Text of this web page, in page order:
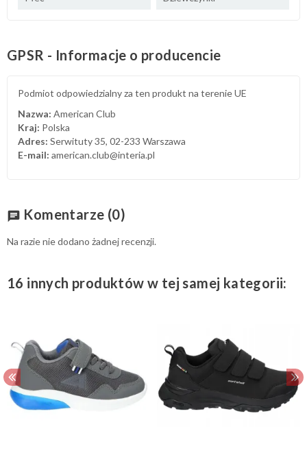
GPSR - Informacje o producencie
Podmiot odpowiedzialny za ten produkt na terenie UE
Nazwa: American Club
Kraj: Polska
Adres: Serwituty 35, 02-233 Warszawa
E-mail: american.club@interia.pl
chat Komentarze (0)
Na razie nie dodano żadnej recenzji.
16 innych produktów w tej samej kategorii: